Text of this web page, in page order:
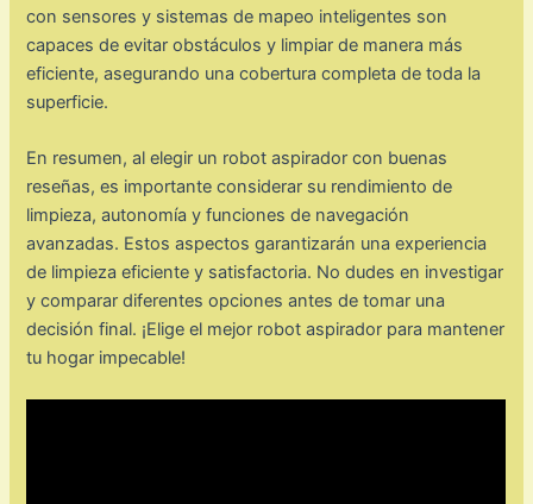
con sensores y sistemas de mapeo inteligentes son
capaces de evitar obstáculos y limpiar de manera más
eficiente, asegurando una cobertura completa de toda la
superficie.
En resumen, al elegir un robot aspirador con buenas
reseñas, es importante considerar su rendimiento de
limpieza, autonomía y funciones de navegación
avanzadas. Estos aspectos garantizarán una experiencia
de limpieza eficiente y satisfactoria. No dudes en investigar
y comparar diferentes opciones antes de tomar una
decisión final. ¡Elige el mejor robot aspirador para mantener
tu hogar impecable!